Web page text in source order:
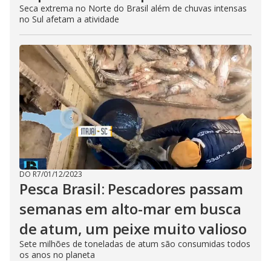
Seca extrema no Norte do Brasil além de chuvas intensas
no Sul afetam a atividade
DO R7/01/12/2023
Pesca Brasil: Pescadores passam
semanas em alto-mar em busca
de atum, um peixe muito valioso
Sete milhões de toneladas de atum são consumidas todos
os anos no planeta